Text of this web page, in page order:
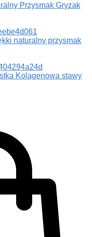
Przysmak Gryzak
naturalny przysmak
Kolagenowa stawy